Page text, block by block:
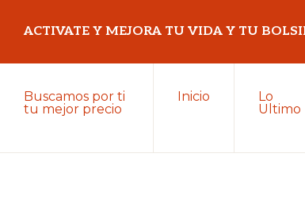
la
navegación
principal
contenido
principal
ACTIVATE Y MEJORA TU VIDA Y TU
y
Buscamos por ti
tu mejor precio
Inicio
Lo
Ultimo